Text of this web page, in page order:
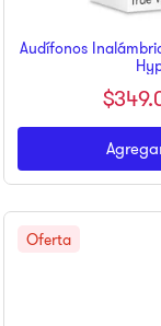
Audífonos
$349.